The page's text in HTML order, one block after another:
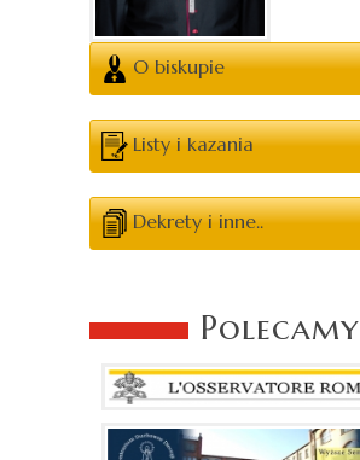
O biskupie
Listy i kazania
Dekrety i inne..
Polecamy